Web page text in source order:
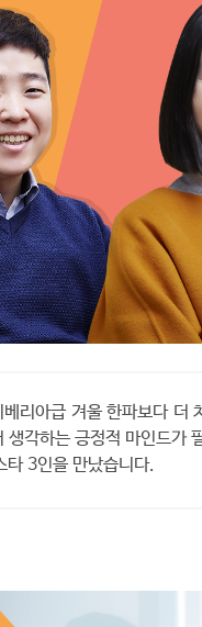
리아급 겨울 한파보다 더
생각하는 긍정적 마인드가
타 3인을 만났습니다.